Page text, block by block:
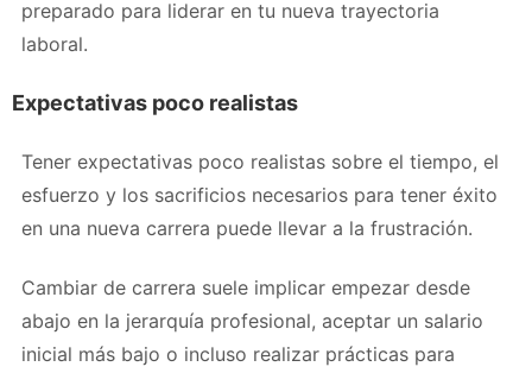
preparado para liderar en tu nueva trayectoria
laboral.
Expectativas poco realistas
Tener expectativas poco realistas sobre el tiempo, el
esfuerzo y los sacrificios necesarios para tener éxito
en una nueva carrera puede llevar a la frustración.
Cambiar de carrera suele implicar empezar desde
abajo en la jerarquía profesional, aceptar un salario
inicial más bajo o incluso realizar prácticas para